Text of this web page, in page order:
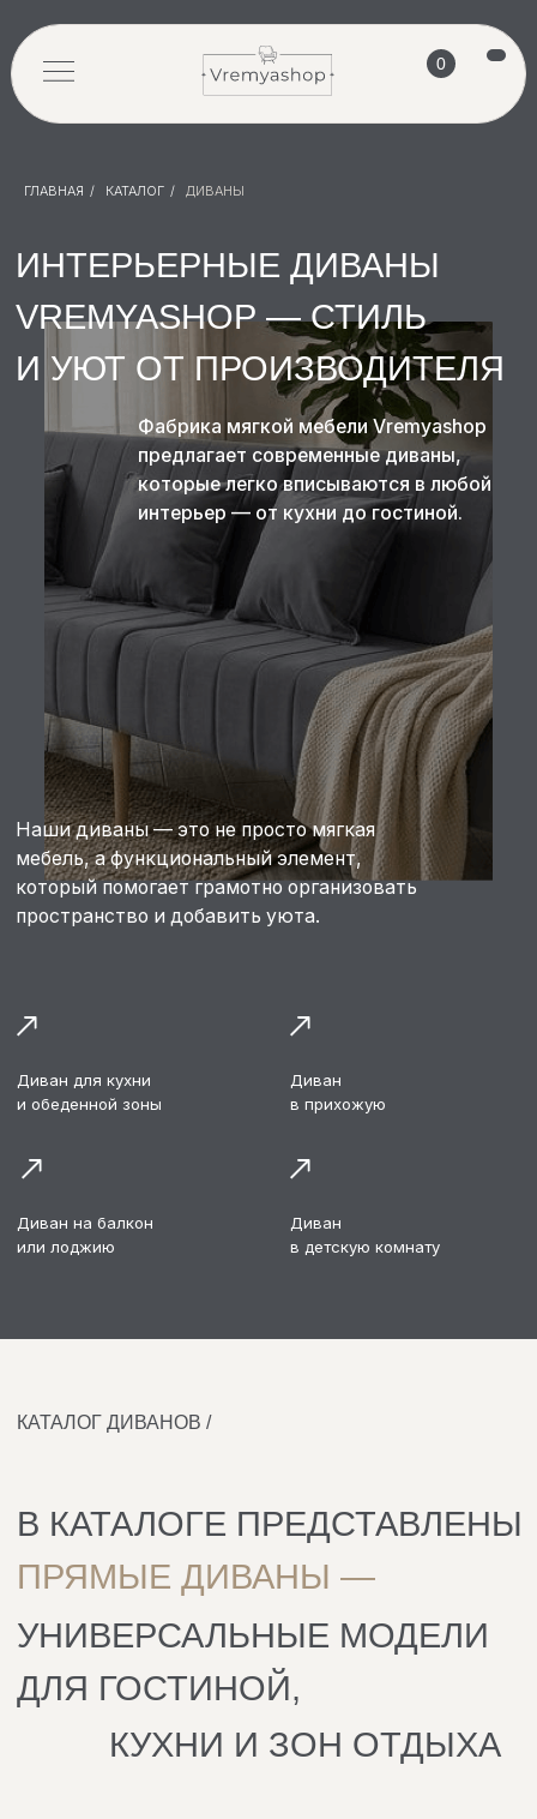
ГЛАВНАЯ / КАТАЛОГ / ДИВАНЫ
Диван для кухни
и обеденной зоны
Диван
в прихожую
Диван на балкон
Диван
ИНТЕРЬЕРНЫЕ ДИВАНЫ
И УЮТ ОТ ПРОИЗВОДИТЕЛЯ
Фабрика мягкой мебели Vremyashop
предлагает современные диваны,
которые легко вписываются в любой
интерьер — от кухни до гостиной.
Наши диваны — это не просто мягкая
мебель, а функциональный элемент,
который помогает грамотно организовать
износостойких тканей, рассчитанных на
адаптировать под особенности вашего
помещения.
В КАТАЛОГЕ ПРЕДСТАВЛЕНЫ
УНИВЕРСАЛЬНЫЕ МОДЕЛИ
КАТАЛОГ ДИВАНОВ /